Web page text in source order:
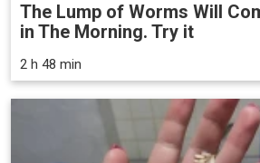
The Lump of Worms Will
in The Morning. Try it
2 h 48 min